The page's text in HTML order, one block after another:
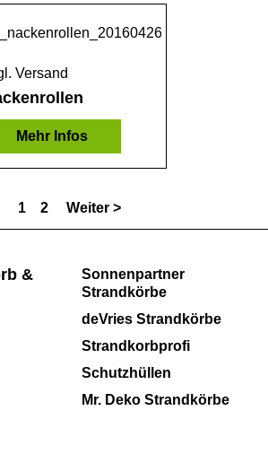
Versand
Mehr Infos
1 2 Weiter >
Sonnenpartner
Strandkörbe
deVries Strandkörbe
Strandkorbprofi
Schutzhüllen
Mr. Deko Strandkörbe
&